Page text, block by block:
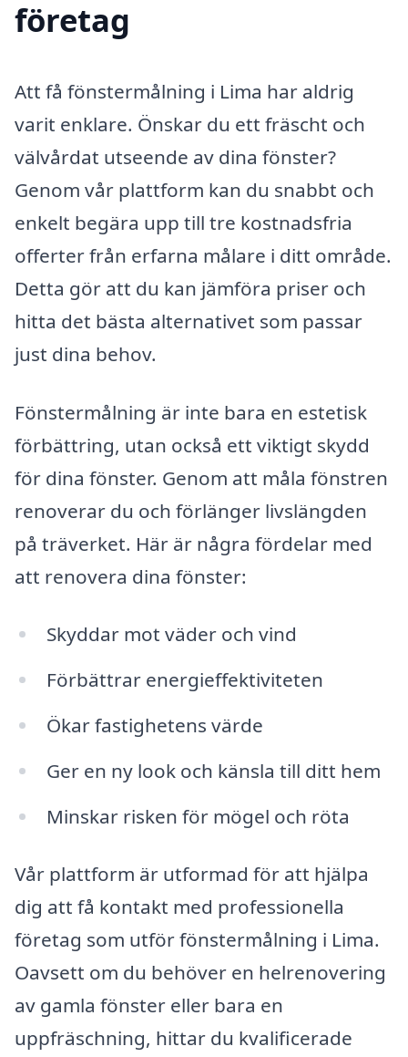
företag
Att få fönstermålning i Lima har aldrig
varit enklare. Önskar du ett fräscht och
välvårdat utseende av dina fönster?
Genom vår plattform kan du snabbt och
enkelt begära upp till tre kostnadsfria
offerter från erfarna målare i ditt område.
Detta gör att du kan jämföra priser och
hitta det bästa alternativet som passar
just dina behov.
Fönstermålning är inte bara en estetisk
förbättring, utan också ett viktigt skydd
för dina fönster. Genom att måla fönstren
renoverar du och förlänger livslängden
på träverket. Här är några fördelar med
att renovera dina fönster:
Skyddar mot väder och vind
Förbättrar energieffektiviteten
Ökar fastighetens värde
Ger en ny look och känsla till ditt hem
Minskar risken för mögel och röta
Vår plattform är utformad för att hjälpa
dig att få kontakt med professionella
företag som utför fönstermålning i Lima.
Oavsett om du behöver en helrenovering
av gamla fönster eller bara en
uppfräschning, hittar du kvalificerade